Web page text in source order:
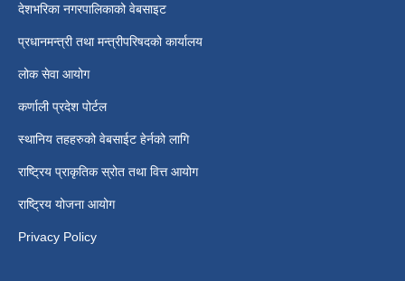
देशभरिका नगरपालिकाको वेबसाइट
प्रधानमन्त्री तथा मन्त्रीपरिषदको कार्यालय
लोक सेवा आयोग
कर्णाली प्रदेश पोर्टल
स्थानिय तहहरुको वेबसाईट हेर्नको लागि
राष्ट्रिय प्राकृतिक स्रोत तथा वित्त आयोग
राष्ट्रिय योजना आयोग
Privacy Policy